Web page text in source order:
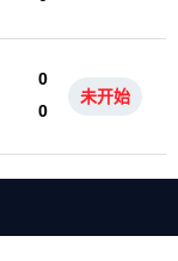
0
0
未开始